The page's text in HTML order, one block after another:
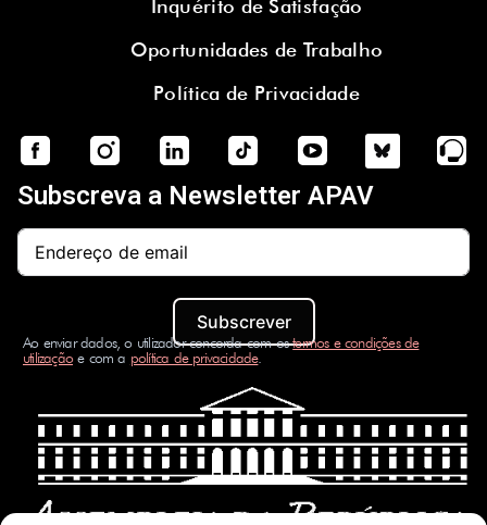
Inquérito de Satisfação
Oportunidades de Trabalho
Política de Privacidade
Subscreva a Newsletter APAV
Subscrever
Ao enviar dados, o utilizador concorda com ostermos e condições de
utilizaçãoe com a política de privacidade.